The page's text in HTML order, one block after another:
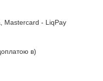
Mastercard - LiqPay
в)